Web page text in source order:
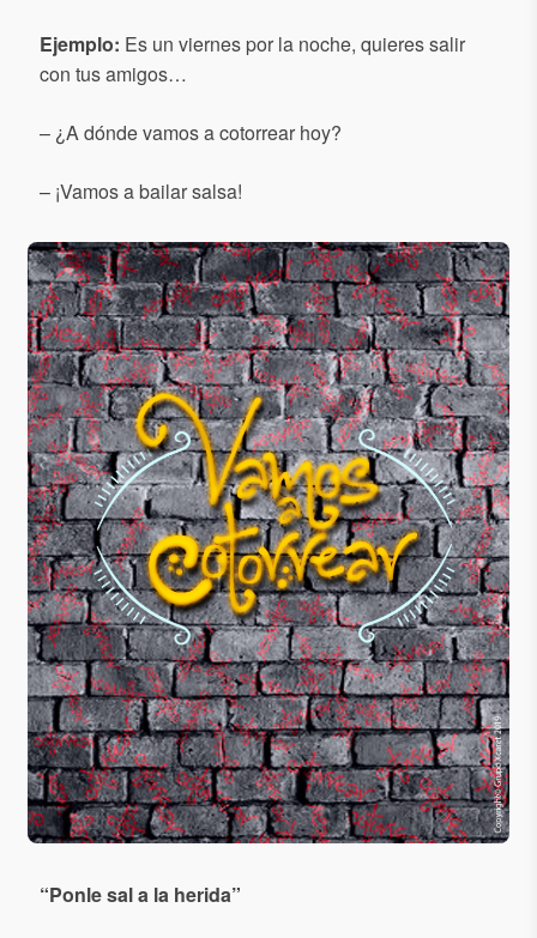
Ejemplo: Es un viernes por la noche, quieres salir
con tus amigos…
– ¿A dónde vamos a cotorrear hoy?
– ¡Vamos a bailar salsa!
“Ponle sal a la herida”